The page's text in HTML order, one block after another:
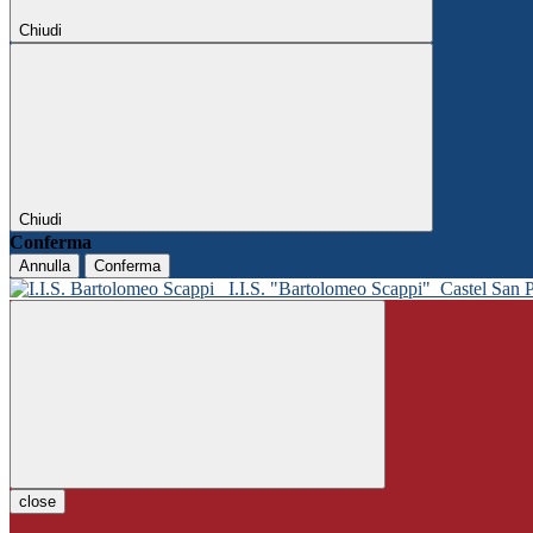
Chiudi
Chiudi
Conferma
Annulla Conferma
I.I.S. "Bartolomeo Scappi" Castel San
close